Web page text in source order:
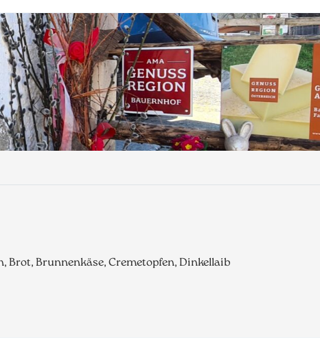
Brot, Brunnenkäse, Cremetopfen, Dinkellaib